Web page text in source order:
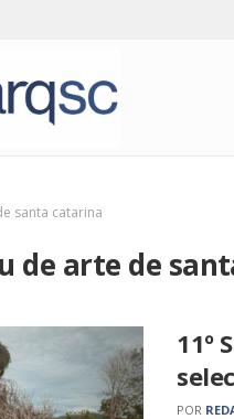
santa catarina
de arte de
11º
POR